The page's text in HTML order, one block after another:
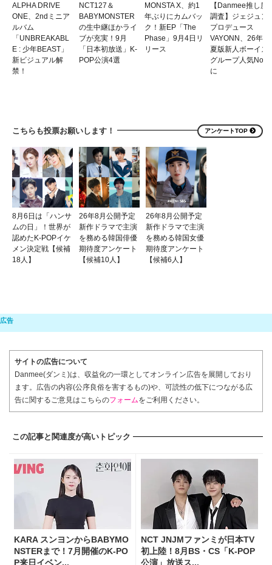
ALPHA DRIVE
ONE、2ndミニア
ルバム
「UNBREAKABL
E : 少年BEAST」
新ビジュアル解
禁！
NCT127＆
BABYMONSTER
の生中継ほかライ
ブが充実！9月
「日本初放送」K-
POP公演4選
MONSTA X、約1
年ぶりにカムバッ
ク！新EP「The
Phase」9月4日リ
リース
【Danmee推し度
調査】ジェジュン
プロデュース
VAYONN、26年
夏版新人ボーイズ
グループ人気No.1
に
こちらも投票お願いします！ アンケートTOP
8月6日は「ハンサ
ムの日」！世界が
認めたK-POPイケ
メン決定戦【候補
18人】
26年8月公開予定
新作ドラマで主演
を務める韓国俳優
期待度アンケート
【候補10人】
26年8月公開予定
新作ドラマで主演
を務める韓国女優
期待度アンケート
【候補6人】
サイトの広告について
Danmee(ダンミ)は、収益化の一環としてオンライン広告を展開しており
ます。広告の内容(公序良俗を害するもの)や、可読性の低下につながる広
告に関するご意見はこちらのフォームをご利用ください。
この記事と関連度が高いトピック
KARA スンヨンからBABYMO
NSTERまで！7月開催のK-PO
P来日イベン...
NCT JNJMファンミが日本TV
初上陸！8月BS・CS「K-POP
公演」放送ス...